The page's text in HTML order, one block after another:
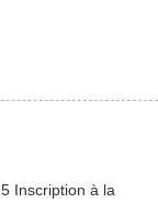
Inscription à la